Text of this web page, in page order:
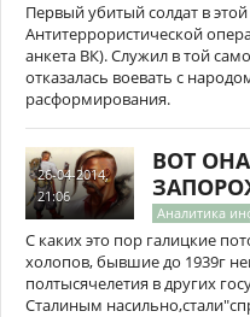
Первый убитый солдат в
Антитеррористической
анкета ВК). Служил в той
отказалась воевать с
расформирования.
26-04-2014,
21:06
ВОТ
Аналитика
С каких это пор галицкие
холопов, бывшие до 1939г
полтысячелетия в других
Сталиным